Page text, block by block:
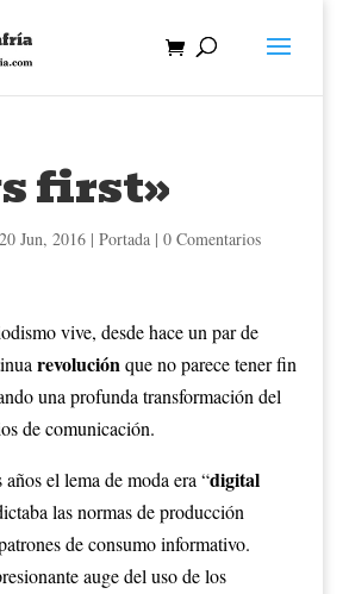
first»
20 Jun, 2016| Portada| 0 Comentarios
vive, desde hace un par de
revolución que no parece tener fin
una profunda transformación del
de comunicación.
el lema de moda era “digital
las normas de producción
de consumo informativo.
auge del uso de los